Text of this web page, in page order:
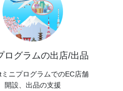
ログラムの出店/出品
ニプログラムでのEC店舗
開設、出品の支援